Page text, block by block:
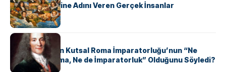
ABD Eyaletlerine Adını Veren Gerçek İnsanlar
KÜLTÜR
Voltaire Neden Kutsal Roma İmparatorluğu’nun “Ne
Kutsal, Ne Roma, Ne de İmparatorluk” Olduğunu Söyledi?